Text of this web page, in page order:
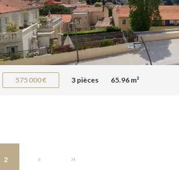
575 000 € 3 pièces 65.96 m²
2